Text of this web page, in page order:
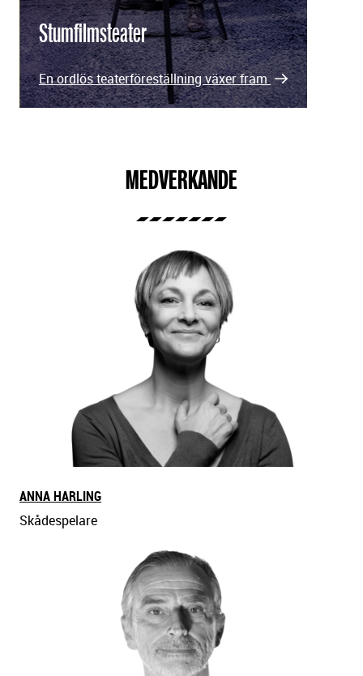
Stumfilmsteater
En ordlös teaterföreställning växer fram
MEDVERKANDE
ANNA HARLING
Skådespelare